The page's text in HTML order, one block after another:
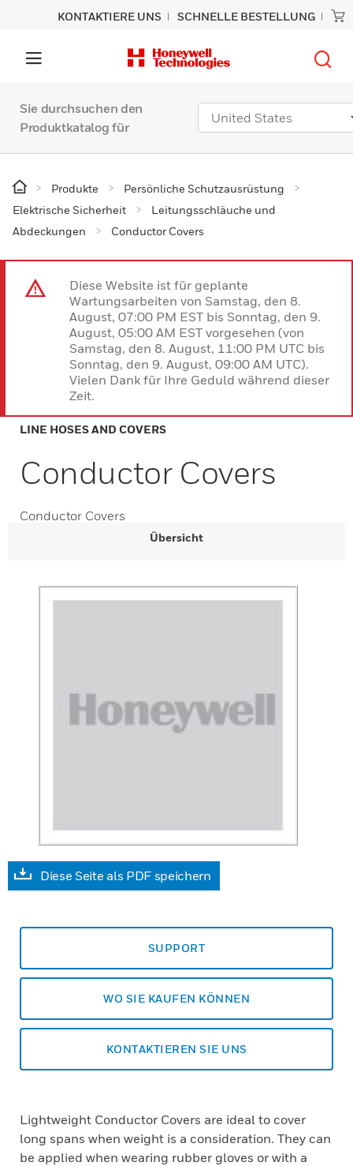
KONTAKTIERE UNS SCHNELLE BESTELLUNG
Sie durchsuchen den
Produktkatalog für
Produkte
Persönliche Schutzausrüstung
Elektrische Sicherheit
Leitungsschläuche und
Abdeckungen
Conductor Covers
Diese Website ist für geplante
Wartungsarbeiten von Samstag, den 8.
August, 07:00 PM EST bis Sonntag, den 9.
August, 05:00 AM EST vorgesehen (von
Samstag, den 8. August, 11:00 PM UTC bis
Sonntag, den 9. August, 09:00 AM UTC).
Vielen Dank für Ihre Geduld während dieser
Zeit.
LINE HOSES AND COVERS
Conductor Covers
Conductor Covers
Übersicht
Diese Seite als PDF speichern
SUPPORT
WO SIE KAUFEN KÖNNEN
KONTAKTIEREN SIE UNS
Lightweight Conductor Covers are ideal to cover
long spans when weight is a consideration. They can
be applied when wearing rubber gloves or with a